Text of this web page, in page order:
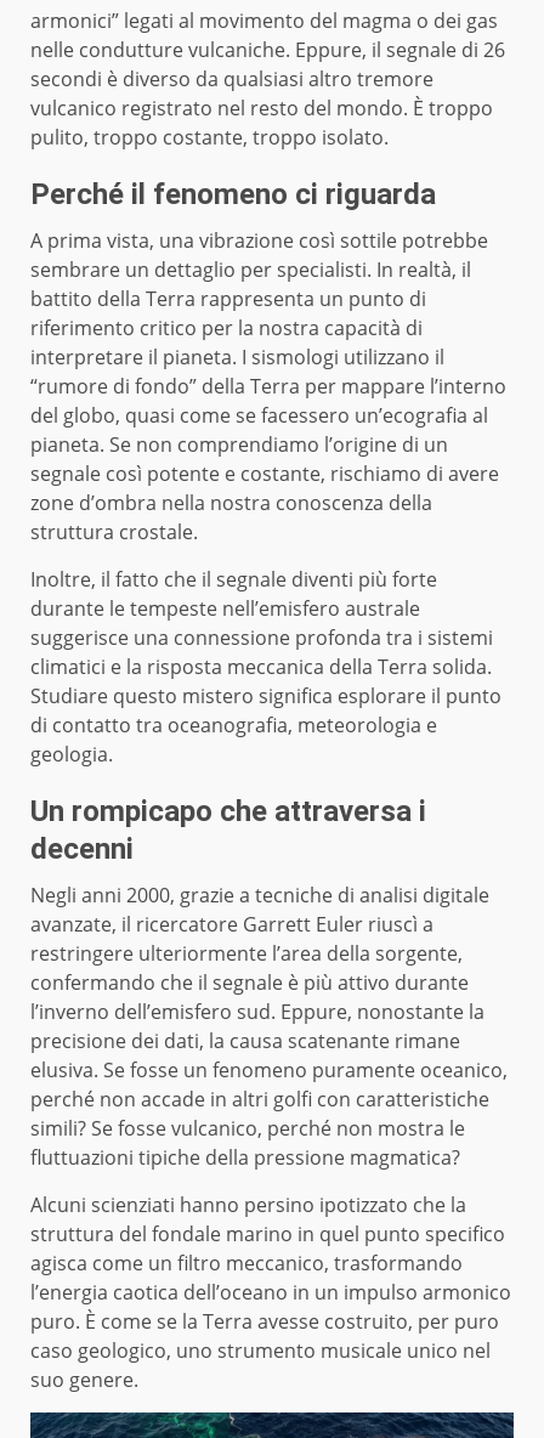
armonici” legati al movimento del magma o dei gas
nelle condutture vulcaniche. Eppure, il segnale di 26
secondi è diverso da qualsiasi altro tremore
vulcanico registrato nel resto del mondo. È troppo
pulito, troppo costante, troppo isolato.
Perché il fenomeno ci riguarda
A prima vista, una vibrazione così sottile potrebbe
sembrare un dettaglio per specialisti. In realtà, il
battito della Terra rappresenta un punto di
riferimento critico per la nostra capacità di
interpretare il pianeta. I sismologi utilizzano il
“rumore di fondo” della Terra per mappare l’interno
del globo, quasi come se facessero un’ecografia al
pianeta. Se non comprendiamo l’origine di un
segnale così potente e costante, rischiamo di avere
zone d’ombra nella nostra conoscenza della
struttura crostale.
Inoltre, il fatto che il segnale diventi più forte
durante le tempeste nell’emisfero australe
suggerisce una connessione profonda tra i sistemi
climatici e la risposta meccanica della Terra solida.
Studiare questo mistero significa esplorare il punto
di contatto tra oceanografia, meteorologia e
geologia.
Un rompicapo che attraversa i
decenni
Negli anni 2000, grazie a tecniche di analisi digitale
avanzate, il ricercatore Garrett Euler riuscì a
restringere ulteriormente l’area della sorgente,
confermando che il segnale è più attivo durante
l’inverno dell’emisfero sud. Eppure, nonostante la
precisione dei dati, la causa scatenante rimane
elusiva. Se fosse un fenomeno puramente oceanico,
perché non accade in altri golfi con caratteristiche
simili? Se fosse vulcanico, perché non mostra le
fluttuazioni tipiche della pressione magmatica?
Alcuni scienziati hanno persino ipotizzato che la
struttura del fondale marino in quel punto specifico
agisca come un filtro meccanico, trasformando
l’energia caotica dell’oceano in un impulso armonico
puro. È come se la Terra avesse costruito, per puro
caso geologico, uno strumento musicale unico nel
suo genere.